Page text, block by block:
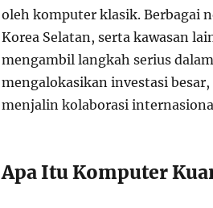
oleh komputer klasik. Berbagai
Korea Selatan, serta kawasan
mengambil langkah serius
mengalokasikan investasi
menjalin kolaborasi
Apa Itu Komputer